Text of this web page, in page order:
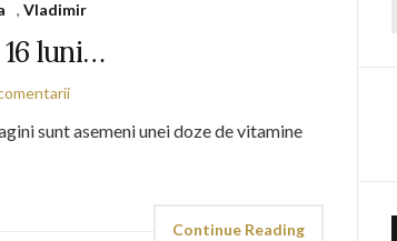
,Vladimir
luni…
sunt asemeni unei doze de vitamine
Continue Reading